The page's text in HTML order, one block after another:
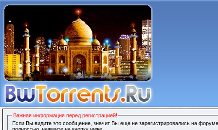
Важная информация перед регистрацией!
Если Вы видите это сообщение, значит Вы еще не зарегистрировались на